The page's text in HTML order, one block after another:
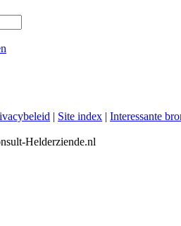
| Site index | Interessante
Helderziende.nl